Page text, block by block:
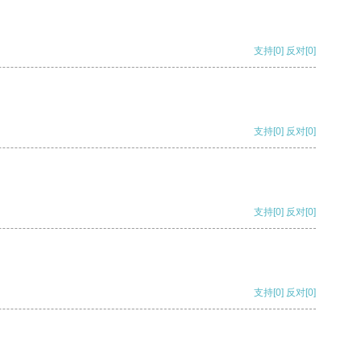
支持[0] 反对[0]
支持[0] 反对[0]
支持[0] 反对[0]
支持[0] 反对[0]